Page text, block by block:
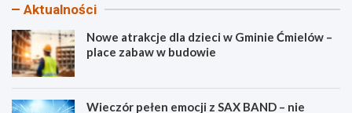
Aktualności
Nowe atrakcje dla dzieci w Gminie Ćmielów –
place zabaw w budowie
Wieczór pełen emocji z SAX BAND – nie